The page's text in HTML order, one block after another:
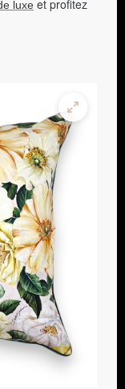
luxe et profitez